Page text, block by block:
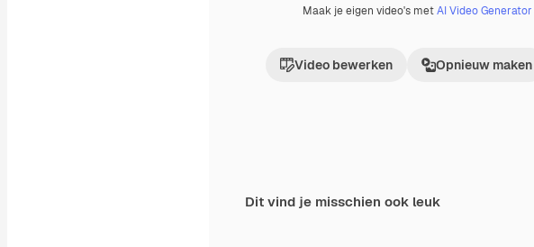
Maak je eigen video's metAI Video Generator
Video bewerken Opnieuw maken
Dit vind je misschien ook leuk